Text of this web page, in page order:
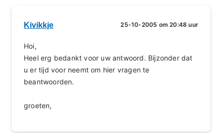
Kivikkje 25-10-2005 om 20:48 uur
Hoi,
Heel erg bedankt voor uw antwoord. Bijzonder dat
u er tijd voor neemt om hier vragen te
beantwoorden.
groeten,